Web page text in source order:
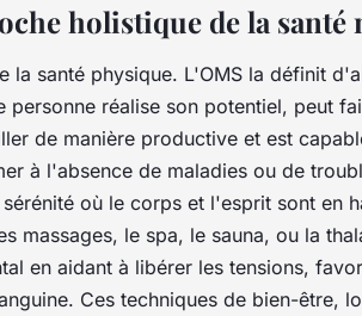
holistique de la santé
la santé physique. L'OMS la définit
personne réalise son potentiel, peut
de manière productive et est
à l'absence de maladies ou de
où le corps et l'esprit sont en
massages, le spa, le sauna, ou la
en aidant à libérer les tensions,
Ces techniques de bien-être,